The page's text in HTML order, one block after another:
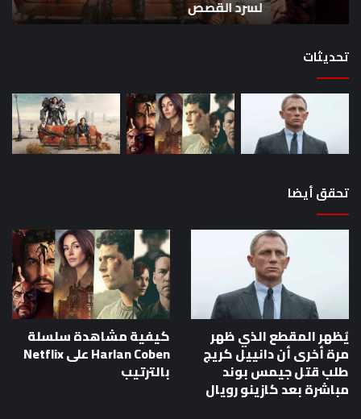
القصص
لسرد القصص
تحديثات
تحقق أيضا
يُظهر المقطع الذي ظهر
مرة أخرى أن دانييل كريج
طلب قتل جيمس بوند
مباشرة بعد كازينو رويال
كيفية مشاهدة سلسلة
Harlan Coben على Netflix
بالترتيب